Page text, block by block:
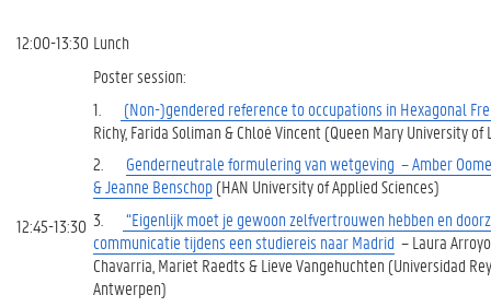
12:00-13:30 Lunch
12:45-13:30
Poster session:
1.
(Non-)gendered reference to occupations in Hexagonal
Richy, Farida Soliman & Chloé Vincent (Queen Mary University
2. Genderneutrale formulering van wetgeving – Amber
& Jeanne Benschop(HAN University of Applied Sciences)
3.
“Eigenlijk moet je gewoon zelfvertrouwen hebben en
communicatie tijdens een studiereis naar Madrid – Laura
Chavarria, Mariet Raedts & Lieve Vangehuchten (Universidad
Antwerpen)